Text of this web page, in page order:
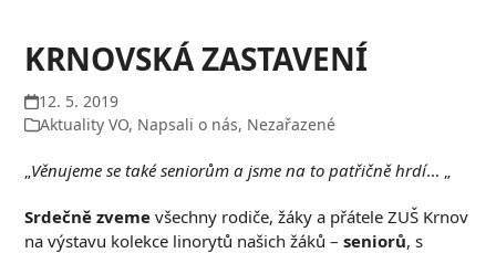
KRNOVSKÁ ZASTAVENÍ
12. 5. 2019
Aktuality VO, Napsali o nás, Nezařazené
„Věnujeme se také seniorům a jsme na to patřičně hrdí… „
Srdečně zvemevšechny rodiče, žáky a přátele ZUŠ Krnov
na výstavu kolekce linorytů našich žáků –seniorů, s